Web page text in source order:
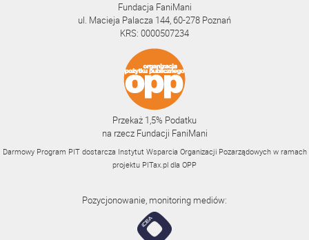
Fundacja FaniMani
ul. Macieja Palacza 144, 60-278 Poznań
KRS: 0000507234
Przekaż 1,5% Podatku
na rzecz Fundacji FaniMani
Darmowy Program PIT dostarcza Instytut Wsparcia Organizacji Pozarządowych w ramach
projektu PITax.pl dla OPP
Pozycjonowanie, monitoring mediów: